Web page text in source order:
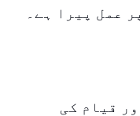
عمل پیرا ہے۔
قیام کی